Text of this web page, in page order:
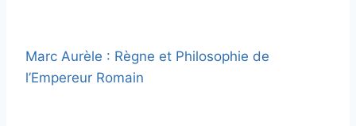
Marc Aurèle : Règne et Philosophie de
l’Empereur Romain